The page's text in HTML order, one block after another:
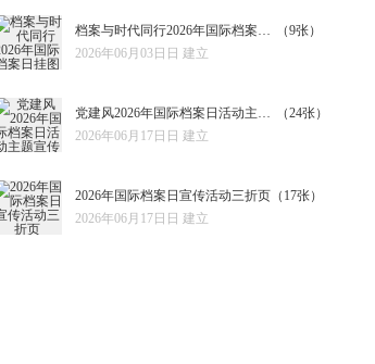
档案与时代同行2026年国际档案日挂图
（9张）
2026年06月03日日 建立
党建风2026年国际档案日活动主题宣传栏
（24张）
2026年06月17日日 建立
2026年国际档案日宣传活动三折页 （17张）
2026年06月17日日 建立